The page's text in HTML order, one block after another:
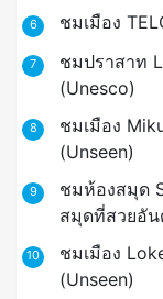
6 ชมเมือง
7
ชมปราสาท
(Unesco)
8
ชมเมือง
(Unseen)
9
ชมห้องสมุด
สมุดที่สวยอัน
10
ชมเมือง
(Unseen)